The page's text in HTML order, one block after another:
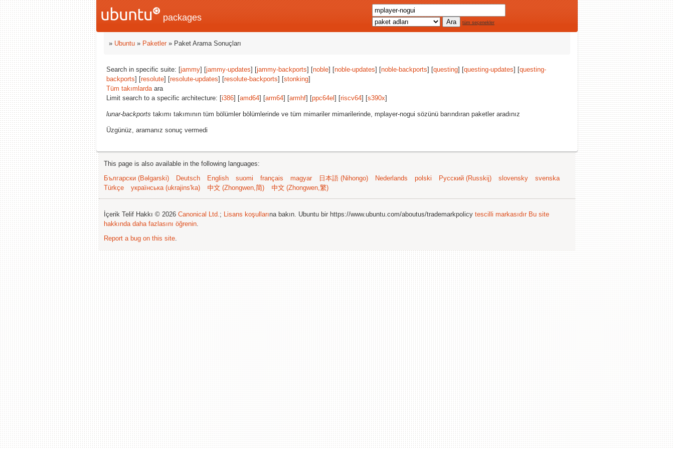
packages tüm seçenekler
» Ubuntu » Paketler» Paket Arama Sonuçları
Search in specific suite: [jammy] [jammy-updates] [jammy-backports] [noble] [noble-updates] [noble-backports] [questing] [questing-updates] [questing-
backports] [resolute] [resolute-updates] [resolute-backports] [stonking]
Tüm takımlardaara
Limit search to a specific architecture: [i386] [amd64] [arm64] [armhf] [ppc64el ] [riscv64] [s390x]
lunar-backports takımı takımının tüm bölümler bölümlerinde ve tüm mimariler mimarilerinde, mplayer-nogui sözünü barındıran paketler aradınız
Üzgünüz, aramanız sonuç vermedi
This page is also available in the following languages:
Български (Bəlgarski)
Deutsch English suomi français magyar 日本語 (Nihongo) Nederlands polski Русский (Russkij) slovensky
svenska
Türkçe
українська (ukrajins'ka) 中文 (Zhongwen,简) 中文 (Zhongwen,繁)
İçerik Telif Hakkı © 2026 Canonical Ltd.; Lisans koşullarına bakın. Ubuntu bir https://www.ubuntu.com/aboutus/trademarkpolicy tescilli markasıdır Bu site
hakkında daha fazlasını öğrenin.
Report a bug on this site.